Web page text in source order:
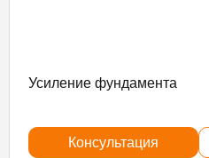
Усиление фундамента
Консультация